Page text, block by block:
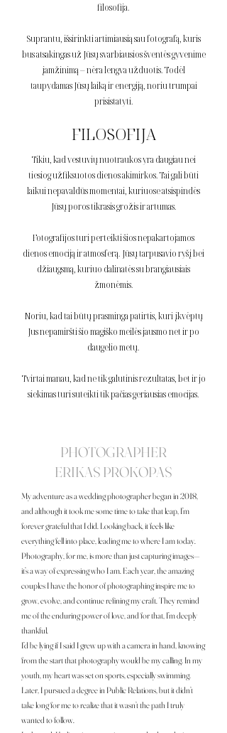
filosofija.
Suprantu, išsirinkti artimiausią sau fotografą, kuris
bus atsakingas už Jūsų svarbiausios šventės gyvenime
įamžinimą – nėra lengva užduotis. Todėl
taupydamas Jūsų laiką ir energiją, noriu trumpai
prisistatyti.
FILOSOFIJA
Tikiu, kad vestuvių nuotraukos yra daugiau nei
tiesiog užfiksuotos dienos akimirkos. Tai gali būti
laikui nepavaldūs momentai, kuriuose atsispindės
Jūsų poros tikrasis grožis ir artumas.
Fotografijos turi perteikti šios nepakartojamos
dienos emociją ir atmosferą. Jūsų tarpusavio ryšį bei
džiaugsmą, kuriuo dalinatės su brangiausiais
žmonėmis.
Noriu, kad tai būtų prasminga patirtis, kuri įkvėptų
Jus nepamiršti šio magiško meilės jausmo net ir po
daugelio metų.
Tvirtai manau, kad ne tik galutinis rezultatas, bet ir jo
siekimas turi suteikti tik pačias geriausias emocijas.
PHOTOGRAPHER
ERIKAS PROKOPAS
My adventure as a wedding photographer began in 2018,
and although it took me some time to take that leap, I’m
forever grateful that I did. Looking back, it feels like
everything fell into place, leading me to where I am today.
Photography, for me, is more than just capturing images—
it’s a way of expressing who I am. Each year, the amazing
couples I have the honor of photographing inspire me to
grow, evolve, and continue refining my craft. They remind
me of the enduring power of love, and for that, I’m deeply
thankful.
I’d be lying if I said I grew up with a camera in hand, knowing
from the start that photography would be my calling. In my
youth, my heart was set on sports, especially swimming.
Later, I pursued a degree in Public Relations, but it didn’t
take long for me to realize that it wasn’t the path I truly
wanted to follow.